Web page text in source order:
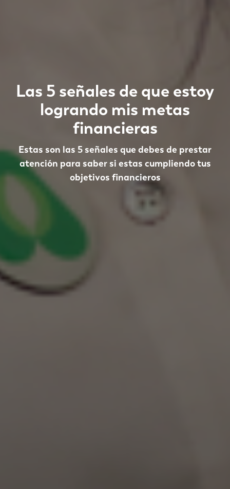
Las 5 señales de que estoy
logrando mis metas
financieras
Estas son las 5 señales que debes de prestar
atención para saber si estas cumpliendo tus
objetivos financieros